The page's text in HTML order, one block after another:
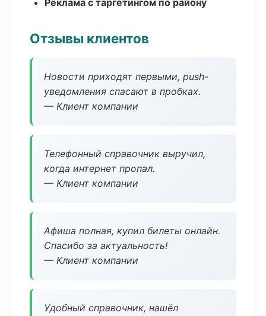
Реклама с таргетингом по району
Отзывы клиентов
Новости приходят первыми, push-
уведомления спасают в пробках.
— Клиент компании
Телефонный справочник выручил,
когда интернет пропал.
— Клиент компании
Афиша полная, купил билеты онлайн.
Спасибо за актуальность!
— Клиент компании
Удобный справочник, нашёл